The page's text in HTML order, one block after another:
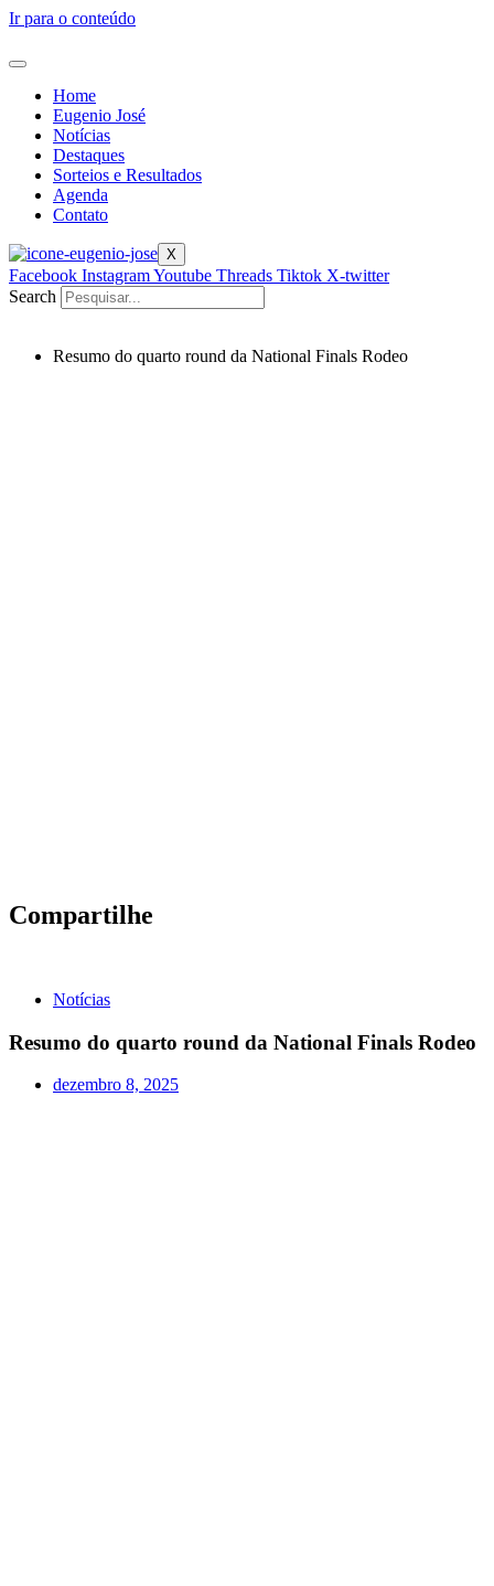
Ir para o conteúdo
Home
Eugenio José
Notícias
Destaques
Sorteios e Resultados
Agenda
Contato
X
Facebook InstagramYoutube Threads Tiktok X-twitter
Search
Resumo do quarto round da National Finals Rodeo
Compartilhe
Notícias
Resumo do quarto round da National Finals Rodeo
dezembro 8, 2025